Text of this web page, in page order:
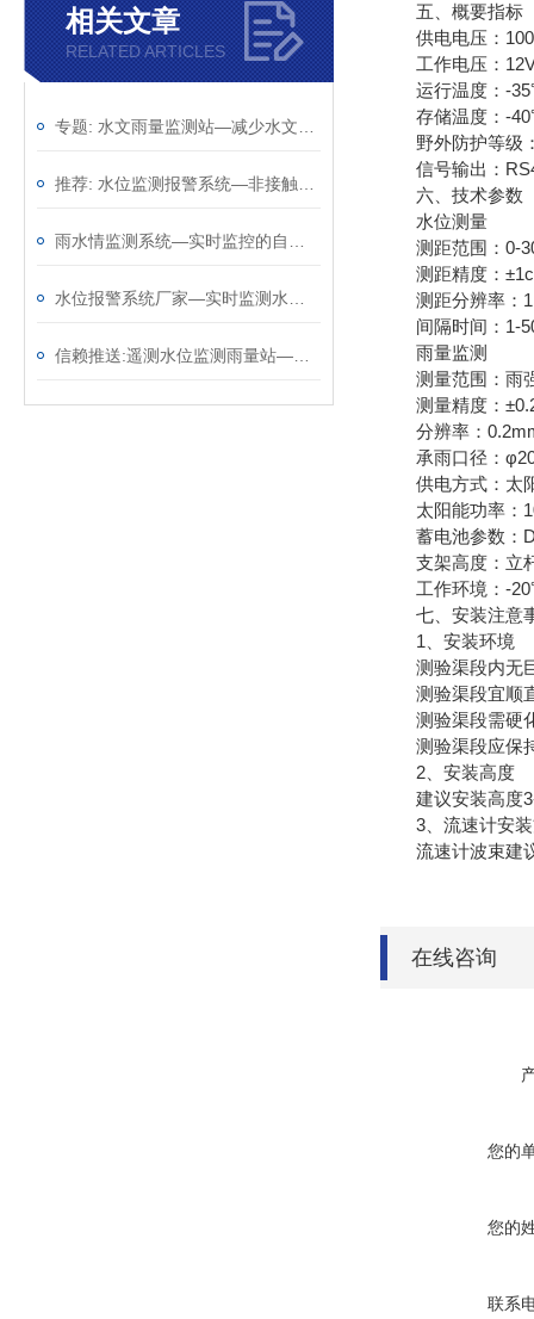
相关文章
RELATED ARTICLES
五、概要指标
供电电压：
工作电压：
运行温度：-
存储温度：-
野外防护等级
信号输出：
六、技术参数
水位测量
测距范围：0-
测距精度：
测距分辨率：
间隔时间：1-
雨量监测
测量范围：雨
测量精度：
分辨率：
承雨口径：
供电方式：太阳
太阳能功率：
蓄电池参数：
支架高度：立
工作环境：-
七、安装注意
1、安装环境
测验渠段内无巨
测验渠段宜顺直
测验渠段需硬化
测验渠段应保持
2、安装高度
建议安装高度
3、流速计安装
流速计波束建
在线咨询
您的
您的
联系